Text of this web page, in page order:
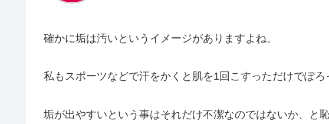
確かに垢は汚いというイメージがありますよね。
私もスポーツなどで汗をかくと肌を1回こすっただけでぽろ
垢が出やすいという事はそれだけ不潔なのではないか、と